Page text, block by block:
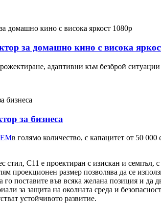
за домашно кино с висока
адаптивни към безброй
за бизнеса
в голямо количество, с капацитет от 50
стил, C11 е проектиран с изискан и семпъл,
проекционен размер позволява да се
поставите във всяка желана позиция и
за защита на околната среда и
устойчивото развитие.